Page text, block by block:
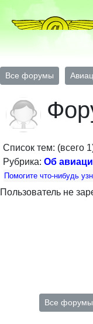
Все форумы
Список тем: (всего
Рубрика: Об
Помогите что-нибудь
Пользователь не
Все форумы